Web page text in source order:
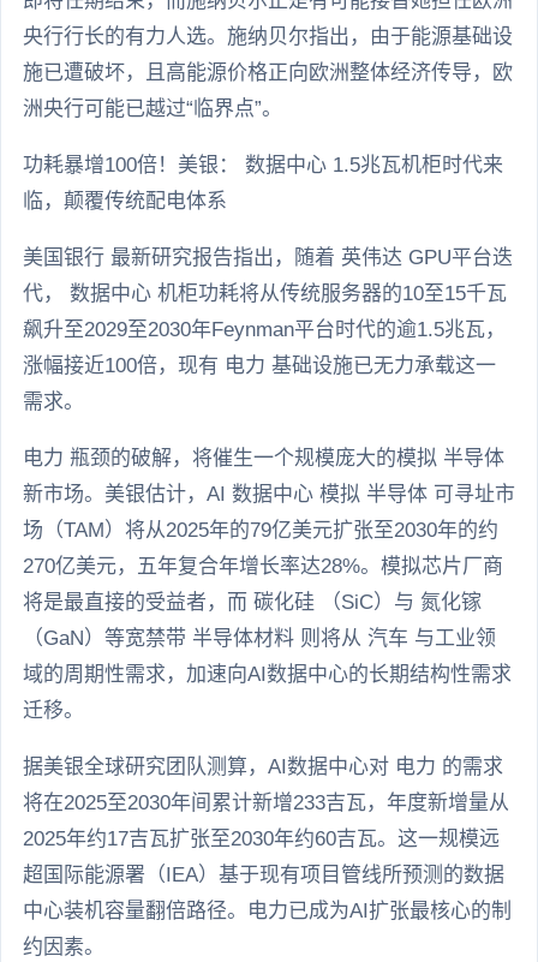
央行行长的有力人选。施纳贝尔指出，由于能源基础设
施已遭破坏，且高能源价格正向欧洲整体经济传导，欧
洲央行可能已越过“临界点”。
功耗暴增100倍！美银： 数据中心 1.5兆瓦机柜时代来
临，颠覆传统配电体系
美国银行 最新研究报告指出，随着 英伟达 GPU平台迭
代， 数据中心 机柜功耗将从传统服务器的10至15千瓦
飙升至2029至2030年Feynman平台时代的逾1.5兆瓦，
涨幅接近100倍，现有 电力 基础设施已无力承载这一
需求。
电力 瓶颈的破解，将催生一个规模庞大的模拟 半导体
新市场。美银估计，AI 数据中心 模拟 半导体 可寻址市
场（TAM）将从2025年的79亿美元扩张至2030年的约
270亿美元，五年复合年增长率达28%。模拟芯片厂商
将是最直接的受益者，而 碳化硅 （SiC）与 氮化镓
（GaN）等宽禁带 半导体材料 则将从 汽车 与工业领
域的周期性需求，加速向AI数据中心的长期结构性需求
迁移。
据美银全球研究团队测算，AI数据中心对 电力 的需求
将在2025至2030年间累计新增233吉瓦，年度新增量从
2025年约17吉瓦扩张至2030年约60吉瓦。这一规模远
超国际能源署（IEA）基于现有项目管线所预测的数据
中心装机容量翻倍路径。电力已成为AI扩张最核心的制
约因素。